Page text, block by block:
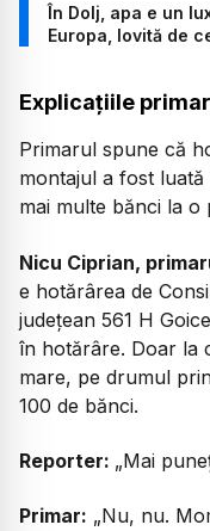
În Dolj, apa e un
Europa, lovită de
Explicațiile
Primarul spune că
montajul a fost
mai multe bănci la o
Nicu Ciprian,
e hotărârea de
județean 561 H
în hotărâre. Doar la
mare, pe drumul
100 de bănci.
Reporter: „Mai
Primar: „Nu, nu.